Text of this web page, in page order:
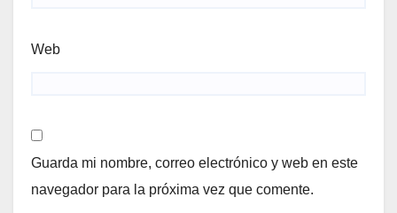
Web
Guarda mi nombre, correo electrónico y web en este
navegador para la próxima vez que comente.